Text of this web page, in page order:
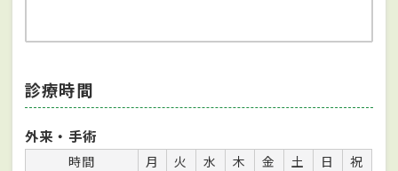
診療時間
外来・手術
時間 月 火 水 木 金 土 日
祝